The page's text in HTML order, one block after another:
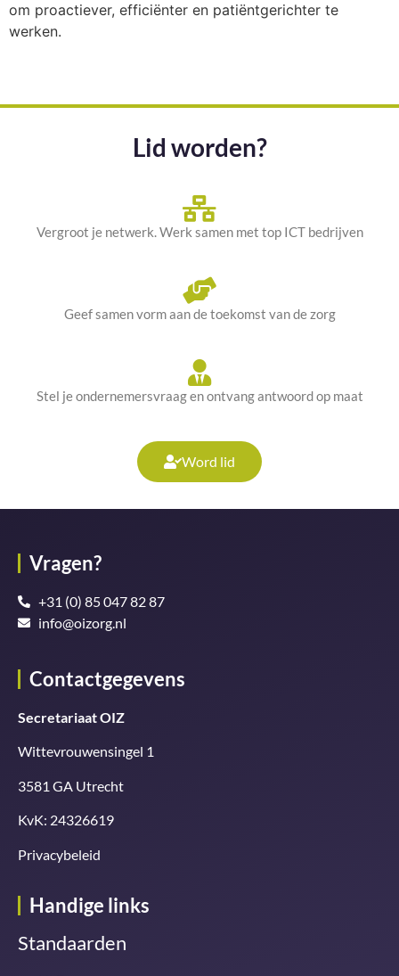
om proactiever, efficiënter en patiëntgerichter te
werken.
Lid worden?
Vergroot je netwerk. Werk samen met top ICT bedrijven
Geef samen vorm aan de toekomst van de zorg
Stel je ondernemersvraag en ontvang antwoord op maat
Word lid
Vragen?
+31 (0) 85 047 82 87
info@oizorg.nl
Contactgegevens
Secretariaat OIZ
Wittevrouwensingel 1
3581 GA Utrecht
KvK: 24326619
Privacybeleid
Handige links
Standaarden